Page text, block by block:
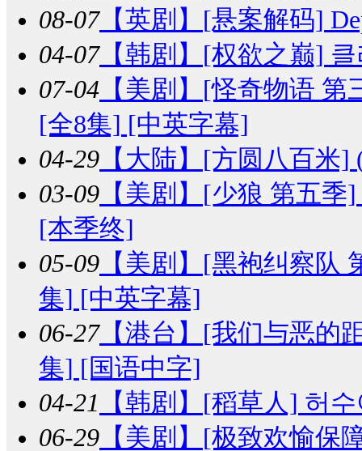
08-07【英剧】 [悬案解码]
04-07【韩剧】 [权欲之巅]
07-04 【美剧】 [怪奇物语 第
[全8集] [中英字幕]
04-29 【大陆】 [方圆八百米]
03-09 【美剧】 [少狼 第五季]
[本季终]
05-09 【美剧】 [黑袍纠察队
集] [中英字幕]
06-27【港台】 [我们与恶的
集] [国语中字]
04-21
【韩剧】 [稻草人] 허
06-29 【美剧】 [极致欢愉保